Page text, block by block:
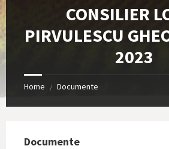
CONSILIER
PIRVULESCU
2023
Home / Documente
Documente